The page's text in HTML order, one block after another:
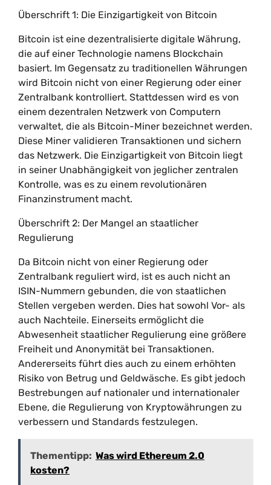
Überschrift 1: Die Einzigartigkeit von Bitcoin
Bitcoin ist eine dezentralisierte digitale Währung,
die auf einer Technologie namens Blockchain
basiert. Im Gegensatz zu traditionellen Währungen
wird Bitcoin nicht von einer Regierung oder einer
Zentralbank kontrolliert. Stattdessen wird es von
einem dezentralen Netzwerk von Computern
verwaltet, die als Bitcoin-Miner bezeichnet werden.
Diese Miner validieren Transaktionen und sichern
das Netzwerk. Die Einzigartigkeit von Bitcoin liegt
in seiner Unabhängigkeit von jeglicher zentralen
Kontrolle, was es zu einem revolutionären
Finanzinstrument macht.
Überschrift 2: Der Mangel an staatlicher
Regulierung
Da Bitcoin nicht von einer Regierung oder
Zentralbank reguliert wird, ist es auch nicht an
ISIN-Nummern gebunden, die von staatlichen
Stellen vergeben werden. Dies hat sowohl Vor- als
auch Nachteile. Einerseits ermöglicht die
Abwesenheit staatlicher Regulierung eine größere
Freiheit und Anonymität bei Transaktionen.
Andererseits führt dies auch zu einem erhöhten
Risiko von Betrug und Geldwäsche. Es gibt jedoch
Bestrebungen auf nationaler und internationaler
Ebene, die Regulierung von Kryptowährungen zu
verbessern und Standards festzulegen.
Thementipp: Was wird Ethereum 2.0
kosten?